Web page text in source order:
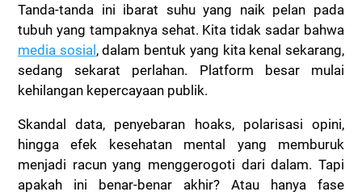
Tanda-tanda ini ibarat suhu yang naik pelan pada
tubuh yang tampaknya sehat. Kita tidak sadar bahwa
media sosial, dalam bentuk yang kita kenal sekarang,
sedang sekarat perlahan. Platform besar mulai
kehilangan kepercayaan publik.
Skandal data, penyebaran hoaks, polarisasi opini,
hingga efek kesehatan mental yang memburuk
menjadi racun yang menggerogoti dari dalam. Tapi
apakah ini benar-benar akhir? Atau hanya fase